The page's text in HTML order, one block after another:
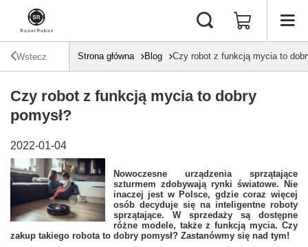
Wstecz Strona główna Blog Czy robot z funkcją mycia to
Czy robot z funkcją mycia to dobry
pomysł?
2022-01-04
Nowoczesne urządzenia sprzątające
szturmem zdobywają rynki światowe. Nie
inaczej jest w Polsce, gdzie coraz więcej
osób decyduje się na inteligentne roboty
sprzątające. W sprzedaży są dostępne
różne modele, także z funkcją mycia. Czy
zakup takiego robota to dobry pomysł? Zastanówmy się nad tym!